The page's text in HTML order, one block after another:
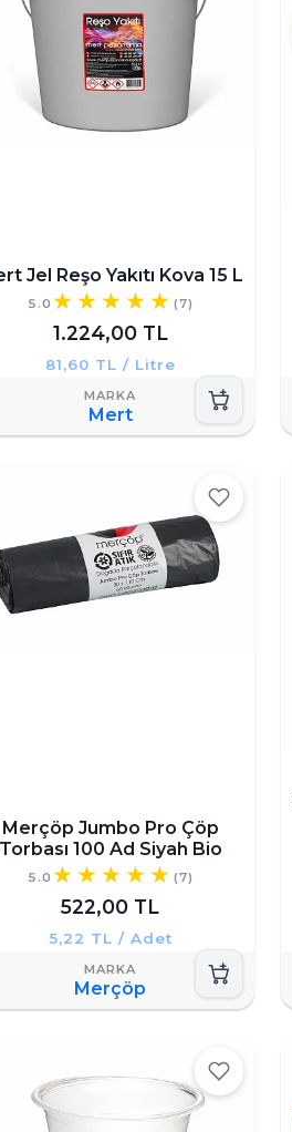
Jel Reşo Yakıtı Kova 15 L
5.0 (7)
1.224,00 TL
81,60 TL / Litre
Mert
Merçöp Jumbo Pro Çöp
Torbası 100 Ad Siyah Bio
5.0 (7)
522,00 TL
5,22 TL / Adet
Merçöp